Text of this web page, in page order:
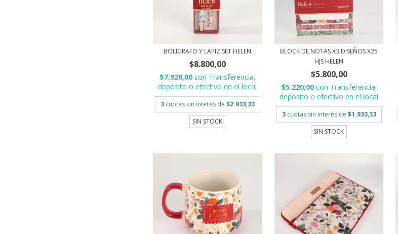
BOLIGRAFO Y LAPIZ SET HELEN
$8.800,00
$7.920,00 con Transferencia,
depósito o efectivo en el local
3 cuotas sin interés de $2.933,33
SIN STOCK
BLOCK DE NOTAS X3 DISEÑOS X25
HJS HELEN
$5.800,00
$5.220,00 con Transferencia,
depósito o efectivo en el local
3 cuotas sin interés de $1.933,33
SIN STOCK